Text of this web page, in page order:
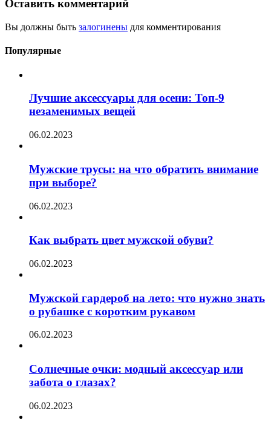
Оставить комментарий
Вы должны быть залогинены для комментирования
Популярные
Лучшие аксессуары для осени: Топ-9
незаменимых вещей
06.02.2023
Мужские трусы: на что обратить внимание
при выборе?
06.02.2023
Как выбрать цвет мужской обуви?
06.02.2023
Мужской гардероб на лето: что нужно знать
о рубашке с коротким рукавом
06.02.2023
Солнечные очки: модный аксессуар или
забота о глазах?
06.02.2023